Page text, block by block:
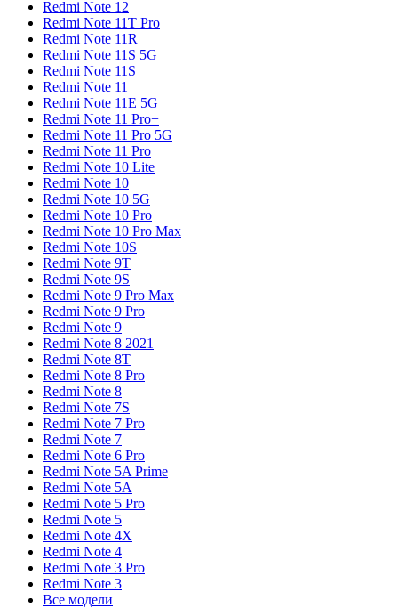
Redmi Note 12
Redmi Note 11T Pro
Redmi Note 11R
Redmi Note 11S 5G
Redmi Note 11S
Redmi Note 11
Redmi Note 11E 5G
Redmi Note 11 Pro+
Redmi Note 11 Pro 5G
Redmi Note 11 Pro
Redmi Note 10 Lite
Redmi Note 10
Redmi Note 10 5G
Redmi Note 10 Pro
Redmi Note 10 Pro Max
Redmi Note 10S
Redmi Note 9T
Redmi Note 9S
Redmi Note 9 Pro Max
Redmi Note 9 Pro
Redmi Note 9
Redmi Note 8 2021
Redmi Note 8T
Redmi Note 8 Pro
Redmi Note 8
Redmi Note 7S
Redmi Note 7 Pro
Redmi Note 7
Redmi Note 6 Pro
Redmi Note 5A Prime
Redmi Note 5A
Redmi Note 5 Pro
Redmi Note 5
Redmi Note 4X
Redmi Note 4
Redmi Note 3 Pro
Redmi Note 3
Все модели